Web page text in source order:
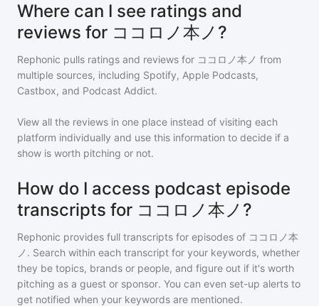
Where can I see ratings and
reviews for ココロノ本ノ?
Rephonic pulls ratings and reviews for ココロノ本ノ from
multiple sources, including Spotify, Apple Podcasts,
Castbox, and Podcast Addict.
View all the reviews in one place instead of visiting each
platform individually and use this information to decide if a
show is worth pitching or not.
How do I access podcast episode
transcripts for ココロノ本ノ?
Rephonic provides full transcripts for episodes of ココロノ本
ノ . Search within each transcript for your keywords, whether
they be topics, brands or people, and figure out if it's worth
pitching as a guest or sponsor. You can even set-up alerts to
get notified when your keywords are mentioned.